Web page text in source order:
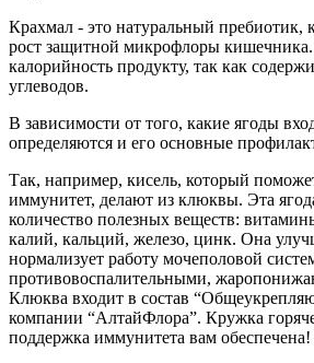
Крахмал - это натуральный пребиотик,
рост защитной микрофлоры
калорийность продукту, так как
углеводов.
В зависимости от того, какие ягоды
определяются и его основные
Так, например, кисель, который
иммунитет, делают из клюквы. Эта
количество полезных веществ:
калий, кальций, железо, цинк. Она
нормализует работу мочеполовой
противовоспалительными,
Клюква входит в состав
компании “АлтайФлора”. Кружка
поддержка иммунитета вам обеспечена!